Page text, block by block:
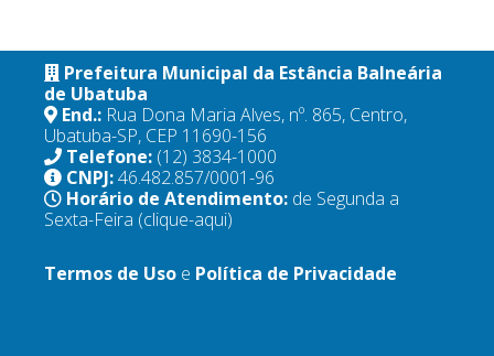
Prefeitura Municipal da Estância Balneária
de Ubatuba
End.: Rua Dona Maria Alves, nº. 865, Centro,
Ubatuba-SP, CEP 11690-156
Telefone: (12) 3834-1000
CNPJ:46.482.857/0001-96
Horário de Atendimento: de Segunda a
Sexta-Feira (clique-aqui)
Termos de Uso e Política de Privacidade